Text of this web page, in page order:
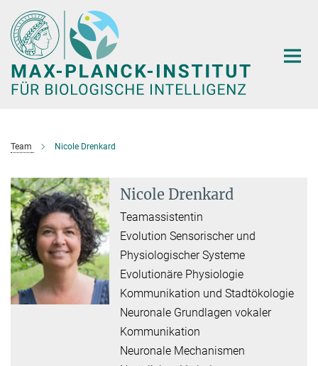
Hauptinhalt
Team Nicole Drenkard
Nicole Drenkard
Teamassistentin
Evolution Sensorischer und
Physiologischer Systeme
Evolutionäre Physiologie
Kommunikation und Stadtökologie
Neuronale Grundlagen vokaler
Kommunikation
Neuronale Mechanismen